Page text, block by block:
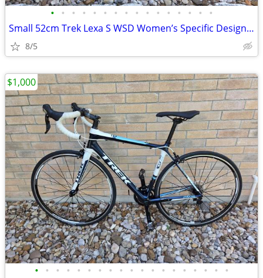
• • • • • • • • • • • • • • • •
Small 52cm Trek Lexa S WSD Women’s Specific Design Endurance/Road Bike
8/5
• • • • • • • • • • • • • • • • • • •
$1,000